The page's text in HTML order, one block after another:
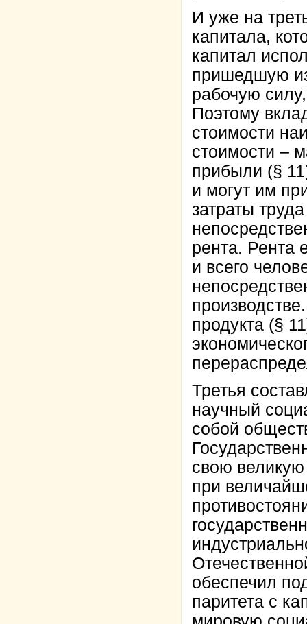
И уже на
капитала,
капитал
пришедшую
рабочую
Поэтому
стоимости
стоимости –
прибыли (§
и могут им
затраты
рента. Рента
и всего
продукта (§
Третья
научный
собой
свою
при
обеспечил
паритета с